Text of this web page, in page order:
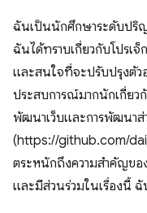
ฉันเป็นนักศึกษาระดับปริญ
ฉันได้ทราบเกี่ยวกับโปรเ
และสนใจที่จะปรับปรุงตั
ประสบการณ์มากนักเกี่ยว
พัฒนาเว็บและการพัฒนาส่
(https://github.com/
ตระหนักถึงความสำคัญขอ
และมีส่วนร่วมในเรื่องนี้ ฉั